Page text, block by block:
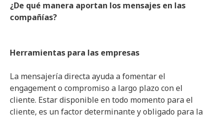
¿De qué manera aportan los mensajes en las
compañías?
Herramientas para las empresas
La mensajería directa ayuda a fomentar el
engagement o compromiso a largo plazo con el
cliente. Estar disponible en todo momento para el
cliente, es un factor determinante y obligado para la